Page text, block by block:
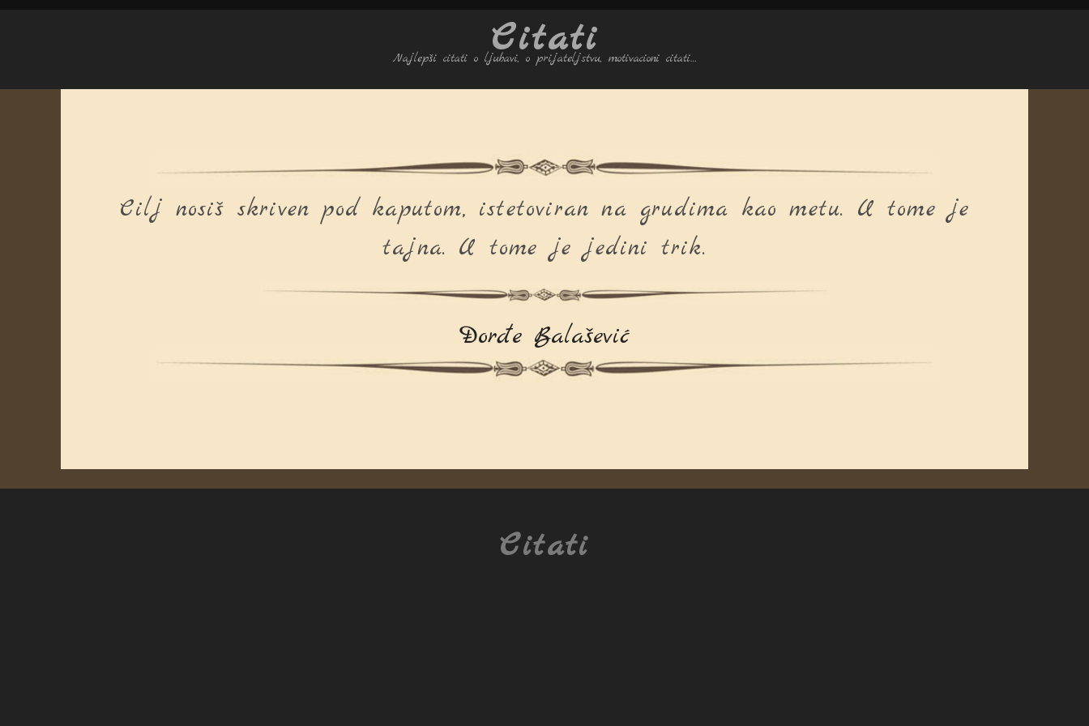
Citati
Najlepši citati o ljubavi, o prijateljstvu, motivacioni citati…
Cilj nosiš skriven pod kaputom, istetoviran na grudima kao metu. U tome je
tajna. U tome je jedini trik.
Đorđe Balašević
Citati